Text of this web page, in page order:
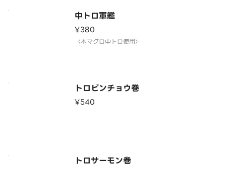
中トロ軍艦
¥380
〈本マグロ中トロ使用〉
トロビンチョウ巻
¥540
トロサーモン巻